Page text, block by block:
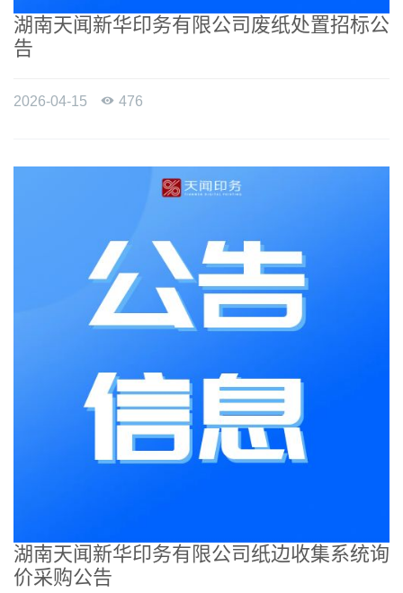
湖南天闻新华印务有限公司废纸处置招标公
告
2026-04-15  476
湖南天闻新华印务有限公司纸边收集系统询
价采购公告